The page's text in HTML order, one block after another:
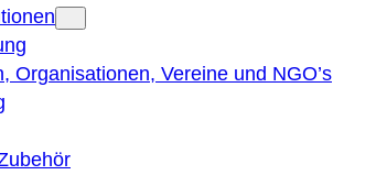
Organisationen, Vereine und NGO’s